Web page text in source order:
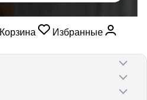
Корзина
Избранные